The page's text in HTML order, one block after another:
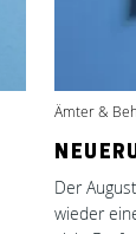
Ämter &
Der
wieder